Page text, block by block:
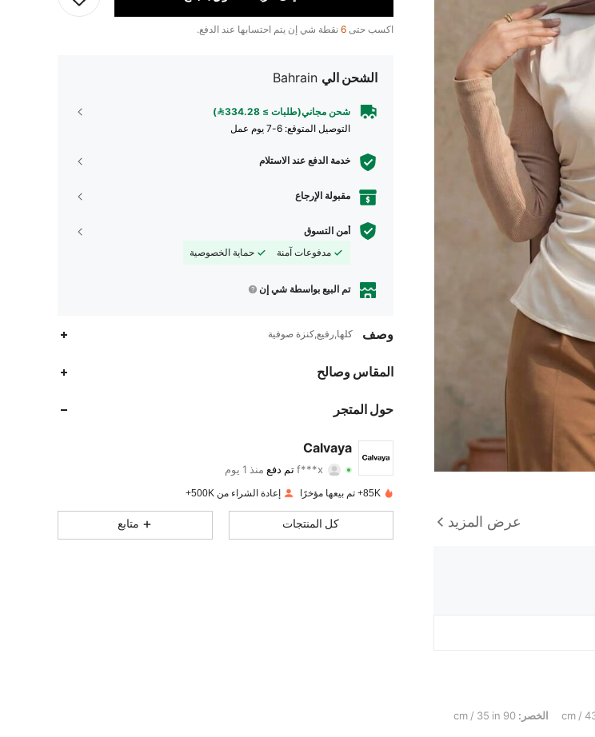
عرض المزيد
الخصر:
اكسب حتى 6 نقطة شي إن يتم احتسابها عند الدفع.
الشحن الي Bahrain
شحن مجاني(طلبات ≥ 334.28)
التوصيل المتوقع: 6-7 يوم عمل
خدمة الدفع عند الاستلام
مقبولة الإرجاع
أمن التسوق
مدفوعات آمنة
حماية الخصوصية
تم البيع بواسطة شي إن
وصف كلها,رفيع,كنزة صوفية
المقاس وصالح
حول المتجر
Calvaya
4.92
f***x تم دفع منذ 1 يوم
85K+ تم بيعها مؤخرًا إعادة الشراء من 500K+
كل المنتجات متابع